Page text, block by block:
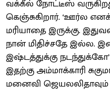
வக்கீல் நோட்டீஸ்
கெஞ்சுகிறார். ‘ஊர்ல
மரியாதை இருக்கு.
நான் மிதிச்சதே இல்ல.
இஷ்டத்துக்கு
இதற்கு அம்மாக்காரி
மனைவி